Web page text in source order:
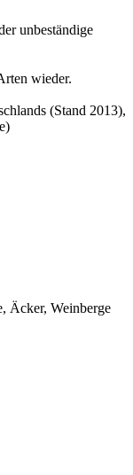
unbeständige
wieder.
(Stand 2013),
Äcker, Wein­berge